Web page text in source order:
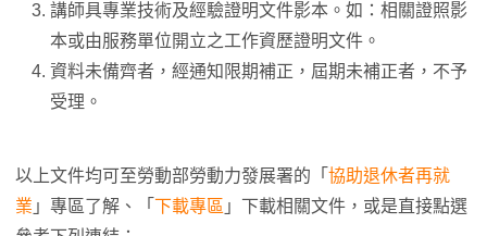
講師具專業技術及經驗證明文件影本。如：相關證照影
本或由服務單位開立之工作資歷證明文件。
資料未備齊者，經通知限期補正，屆期未補正者，不予
受理。
以上文件均可至勞動部勞動力發展署的「 協助退休者再就
業 」專區了解、「 下載專區 」下載相關文件，或是直接點選